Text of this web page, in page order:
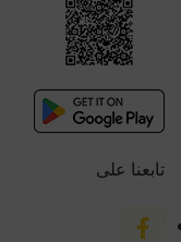
تابعنا على